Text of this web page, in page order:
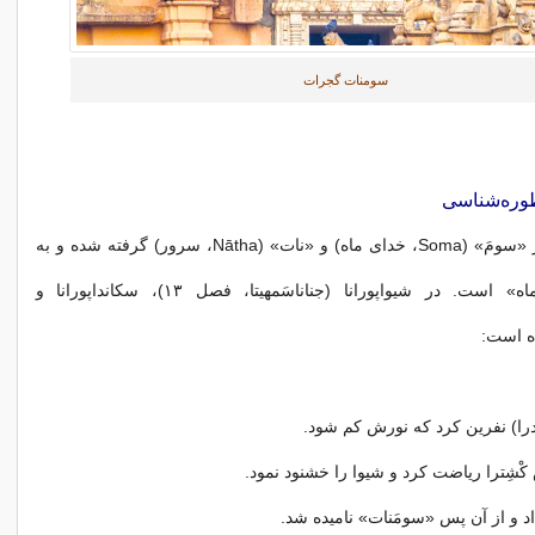
سومنات گجرات
نام «سومَنات» از «سومَ» (Soma، خدای ماه) و «نات» (Nātha، سرور) گرفته شده و به
معنای «سرور ماه» است. در شیوا‌پورانا (جناناسَمهیتا، فصل ۱۳)، سکاندا‌پورانا و
است:
نفرین کرد که نورش کم شود.
کْشِترا ریاضت کرد و شیوا را خشنود نمود.
و از آن پس «سومَنات» نامیده شد.